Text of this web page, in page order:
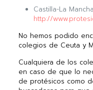
Castilla-La
http://
No hemos podido
colegios de Ceuta y
Cualquiera de los
en caso de que lo
de protésicos como